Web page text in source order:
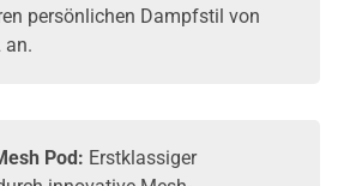
persönlichen Dampfstil von
an.
Pod: Erstklassiger